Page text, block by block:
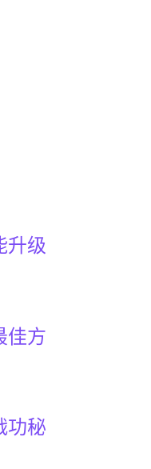
升级
佳方
功秘